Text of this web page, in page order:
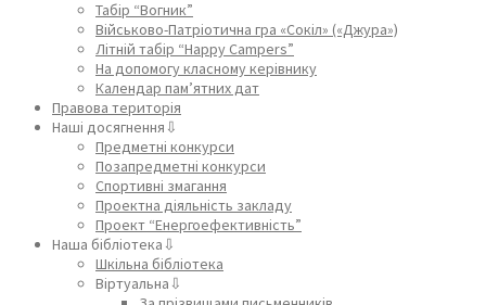
Табір “Вогник”
Військово-Патріотична гра «Сокіл» («Джура»)
Літній табір “Happy Campers”
На допомогу класному керівнику
Календар пам’ятних дат
Правова територія
Наші досягнення⇩
Предметні конкурси
Позапредметні конкурси
Спортивні змагання
Проектна діяльність закладу
Проект “Енергоефективність”
Наша бібліотека⇩
Шкільна бібліотека
Віртуальна⇩